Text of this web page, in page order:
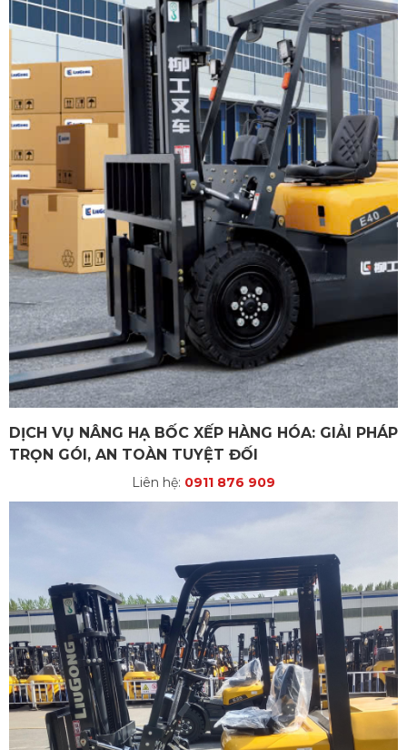
DỊCH VỤ NÂNG HẠ BỐC XẾP HÀNG HÓA: GIẢI PHÁP
TRỌN GÓI, AN TOÀN TUYỆT ĐỐI
Liên hệ: 0911 876 909